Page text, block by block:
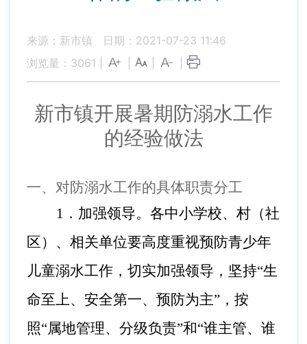
来源：新市镇
日期：2021-07-23 11:46
浏览量： 3061
新市镇开展暑期防溺水工作
的经验做法
一、 对防溺水工作的具体职责分工
1．加强领导。各中小学校、村（社
区）、相关单位要高度重视预防青少年
儿童溺水工作，切实加强领导，坚持“生
命至上、安全第一、预防为主”，按
照“属地管理、分级负责”和“谁主管、谁